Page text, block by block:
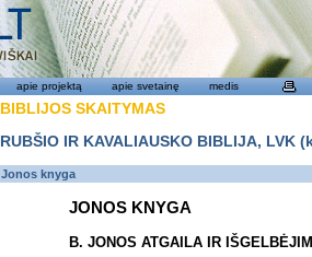
apie projektą apie svetainę medis
BIBLIJOS SKAITYMAS
RUBŠIO IR KAVALIAUSKO BIBLIJA,
Jonos knyga
JONOS KNYGA
B. JONOS ATGAILA IR